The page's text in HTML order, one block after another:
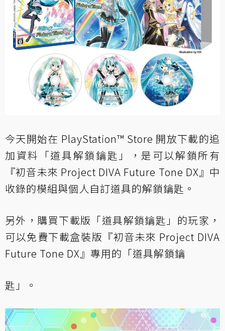
今天開始在 PlayStation™ Store 開放下載的追
加資料「道具解鎖鑰匙」，是可以解鎖所有
『初音未來 Project DIVA Future Tone DX』中
收錄的模組與個人自訂道具的解鎖鑰匙。
另外，購買下載版「道具解鎖鑰匙」的玩家，
可以免費下載盒裝版『初音未來 Project DIVA
Future Tone DX』專用的「道具解鎖鑰
匙」。